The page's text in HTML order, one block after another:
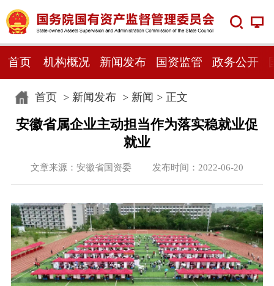
首页 机构概况 新闻发布 国资监管 政务公开
首页> 新闻发布> 新闻 > 正文
安徽省属企业主动担当作为落实稳就业促
就业
文章来源：安徽省国资委 发布时间：2022-06-20